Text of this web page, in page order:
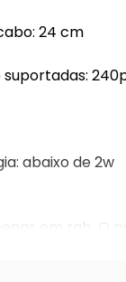
24 cm
abaixo de 2w
em rgb.